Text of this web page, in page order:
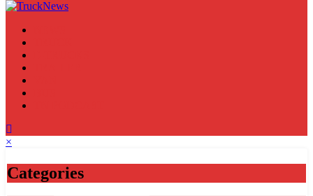
×
Categories